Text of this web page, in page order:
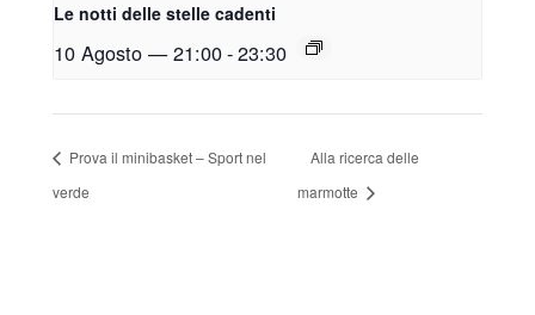
Le notti delle stelle cadenti
10 Agosto — 21:00-23:30
Prova il minibasket – Sport nel
verde
Alla ricerca delle
marmotte